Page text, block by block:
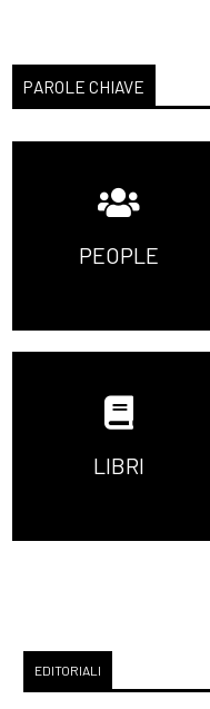
PAROLE CHIAVE
PEOPLE
LIBRI
EDITORIALI